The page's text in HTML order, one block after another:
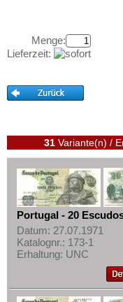
Schottland
Schweiz
Slowenien
Spanien
Spitzbergen
Tatarstan
Transnistrien
Tschechische
Türkei
Kataloge
Gutscheine
Kontakt
Informationen
Preislisten
Ankauf
Erhaltungsgrade
Gratisbanknoten
FAQ
Menge:
Lieferzeit:
31 Variante(n) /
Portugal - 20
Datum: 27.07.1971
Katalognr.: 173-1
Erhaltung: UNC